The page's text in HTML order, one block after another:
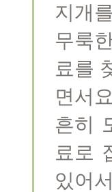
지개
무룩
료를
면서
흔히
료로
있어